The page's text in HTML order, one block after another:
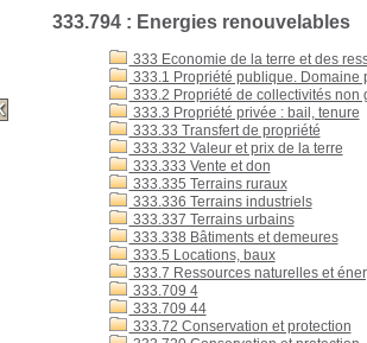
333.794 : Energies renouvelables
333 Economie de la terre et des
333.1 Propriété publique.
333.2 Propriété de collectivités non
333.3 Propriété privée : bail, tenure
333.33 Transfert de propriété
333.332 Valeur et prix de la terre
333.333 Vente et don
333.335 Terrains ruraux
333.336 Terrains industriels
333.337 Terrains urbains
333.338 Bâtiments et demeures
333.5 Locations, baux
333.7 Ressources naturelles et
333.709 4
333.709 44
333.72 Conservation et protection